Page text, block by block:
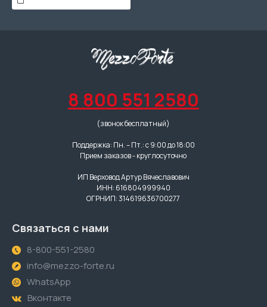
8 800 551 2580
(звонок бесплатный)
Поддержка: Пн. – Пт.: с 9:00 до 18:00
Прием заказов - круглосуточно
ИП Верховод Артур Вячеславович
ИНН: 616804999940
ОГРНИП: 314619636700277
Связаться с нами
8-800-551-2580
info@mezzo-forte.ru
WhatsApp
Вконтакте